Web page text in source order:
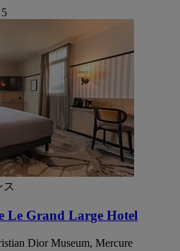
Le Grand Large Hotel
Dior Museum, Mercure